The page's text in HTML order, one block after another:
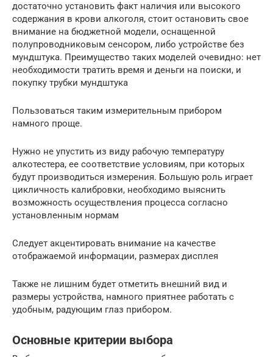
достаточно установить факт наличия или высокого
содержания в крови алкоголя, стоит остановить свое
внимание на бюджетной модели, оснащенной
полупроводниковым сенсором, либо устройстве без
мундштука. Преимущество таких моделей очевидно: нет
необходимости тратить время и деньги на поиски, и
покупку трубки мундштука
Пользоваться таким измерительным прибором
намного проще.
Нужно не упустить из виду рабочую температуру
алкотестера, ее соответствие условиям, при которых
будут производиться измерения. Большую роль играет
цикличность калибровки, необходимо выяснить
возможность осуществления процесса согласно
установленным нормам
Следует акцентировать внимание на качестве
отображаемой информации, размерах дисплея
Также не лишним будет отметить внешний вид и
размеры устройства, намного приятнее работать с
удобным, радующим глаз прибором.
Основные критерии выбора